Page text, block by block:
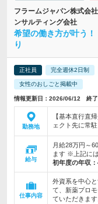
フラームジャパン株式会
ンサルティング会社
希望の働き方が叶う
り
正社員 完全週休2日制
女性のおしごと掲載中
情報更新日：2026/06/12 終
勤務地
【基本直行直
ェクト先に常
給与
月給28万円～
ます ※上記に
初年度の年収：
仕事内容
外資系を中心
て、新薬プロ
ていただきます